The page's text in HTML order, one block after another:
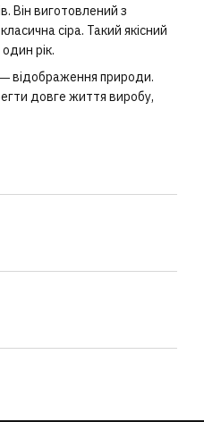
Він виготовлений з
сіра. Такий якісний
рік.
― відображення природи.
довге життя виробу,